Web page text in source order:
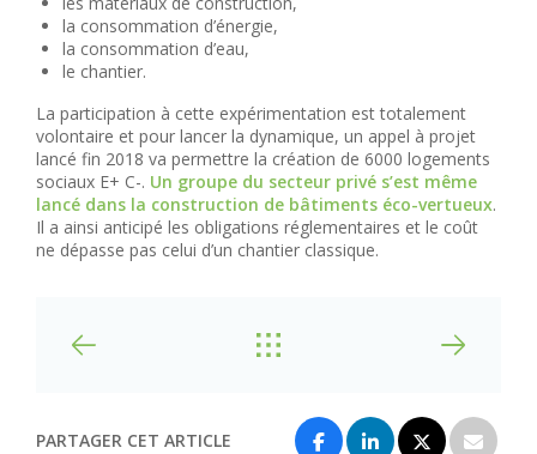
la consommation d’énergie,
la consommation d’eau,
le chantier.
La participation à cette expérimentation est totalement
volontaire et pour lancer la dynamique, un appel à projet
lancé fin 2018 va permettre la création de 6000 logements
sociaux E+ C-. Un groupe du secteur privé s’est même
lancé dans la construction de bâtiments éco-vertueux.
Il a ainsi anticipé les obligations réglementaires et le coût
ne dépasse pas celui d’un chantier classique.
PARTAGER CET ARTICLE